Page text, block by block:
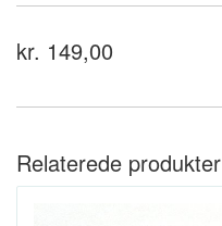
kr. 149,00
Relaterede produkter